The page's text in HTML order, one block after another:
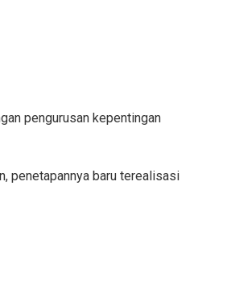
pengurusan kepentingan
penetapannya baru terealisasi